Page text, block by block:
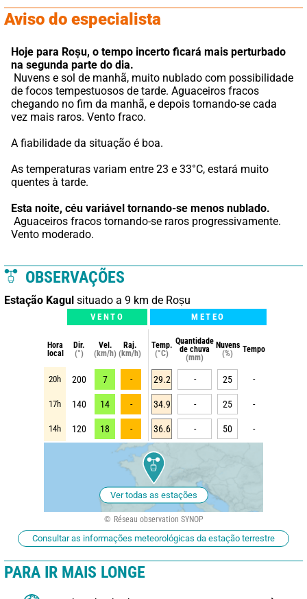
Aviso do especialista
Hoje para Roșu, o tempo incerto ficará mais perturbado
na segunda parte do dia.
de focos tempestuosos de tarde. Aguaceiros fracos
chegando no fim da manhã, e depois tornando-se cada
vez mais raros. Vento fraco.
A fiabilidade da situação é boa.
As temperaturas variam entre 23 e 33°C, estará muito
quentes à tarde.
Esta noite, céu variável tornando-se menos nublado.
Vento moderado.
OBSERVAÇÕES
Estação Kagul situado a 9 km de Roșu
VENTO METEO
Hora
local
Dir.
(°)
Vel.
(km/h)
Raj.
(km/h)
Temp.
(°C)
Quantidade
de chuva
(mm)
Nuvens
(%)
Tempo
20h 200 7 - 29.2 - 25 -
17h 140 14 - 34.9 - 25 -
14h 120 18 - 36.6 - 50 -
Ver todas as estações
Réseau observation SYNOP
Consultar as informações meteorológicas da estação terrestre
PARA IR MAIS LONGE